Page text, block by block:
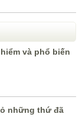
và phổ biến
những thứ đã